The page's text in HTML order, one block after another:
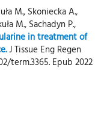
M., Skoniecka A.,
M., Sachadyn P.,
in treatment of
J Tissue Eng Regen
term.3365. Epub 2022